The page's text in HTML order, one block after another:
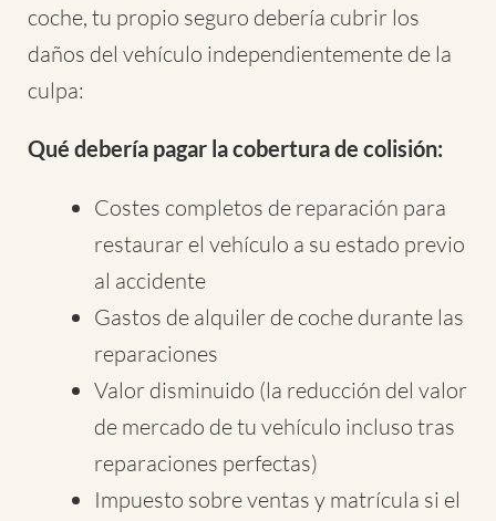
coche, tu propio seguro debería cubrir los
daños del vehículo independientemente de la
culpa:
Qué debería pagar la cobertura de colisión:
Costes completos de reparación para
restaurar el vehículo a su estado previo
al accidente
Gastos de alquiler de coche durante las
reparaciones
Valor disminuido (la reducción del valor
de mercado de tu vehículo incluso tras
reparaciones perfectas)
Impuesto sobre ventas y matrícula si el